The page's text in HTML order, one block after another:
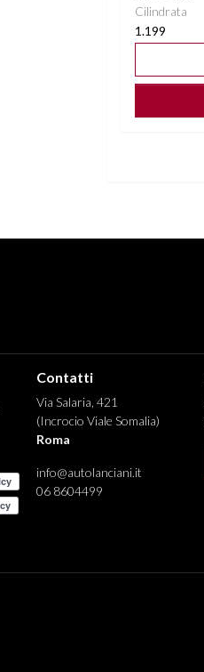
Cilindrata
1.199
Contatti
Via Salaria, 421
(Incrocio Viale Somalia)
Roma
info@autolanciani.it
06 8604499